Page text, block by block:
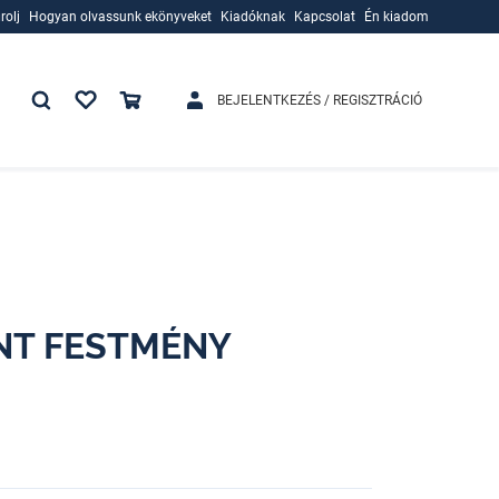
Hogyan olvassunk ekönyveket
Kiadóknak
Kapcsolat Én kiadom
BEJELENTKEZÉS / REGISZTRÁCIÓ
FESTMÉNY